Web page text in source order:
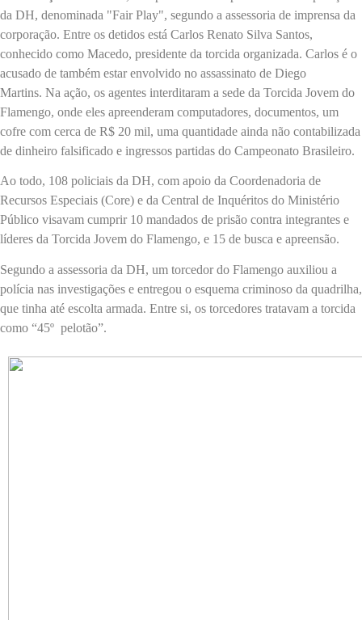
da DH, denominada "Fair Play", segundo a assessoria de imprensa da
corporação. Entre os detidos está Carlos Renato Silva Santos,
conhecido como Macedo, presidente da torcida organizada. Carlos é o
acusado de também estar envolvido no assassinato de Diego
Martins. Na ação, os agentes interditaram a sede da Torcida Jovem do
Flamengo, onde eles apreenderam computadores, documentos, um
cofre com cerca de R$ 20 mil, uma quantidade ainda não contabilizada
de dinheiro falsificado e ingressos partidas do Campeonato Brasileiro.
Ao todo, 108 policiais da DH, com apoio da Coordenadoria de
Recursos Especiais (Core) e da Central de Inquéritos do Ministério
Público visavam cumprir 10 mandados de prisão contra integrantes e
líderes da Torcida Jovem do Flamengo, e 15 de busca e apreensão.
Segundo a assessoria da DH, um torcedor do Flamengo auxiliou a
polícia nas investigações e entregou o esquema criminoso da quadrilha,
que tinha até escolta armada. Entre si, os torcedores tratavam a torcida
como “45º pelotão”.